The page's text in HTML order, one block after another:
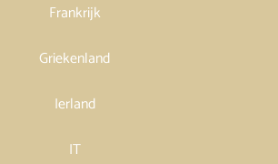
Frankrijk
Griekenland
Ierland
IT